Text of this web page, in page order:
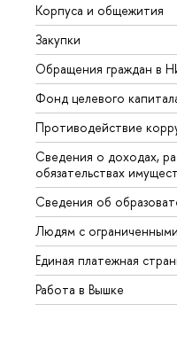
Корпуса и общежития
Закупки
Обращения граждан в
Фонд целевого
Противодействие
Сведения о доходах,
обязательствах
Сведения об
Людям с
Единая платежная
Работа в Вышке